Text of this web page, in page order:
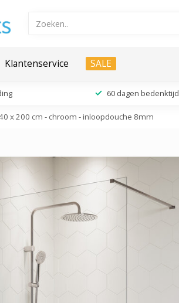
Klantenservice SALE
60 dagen bedenktijd
x 200 cm - chroom - inloopdouche 8mm